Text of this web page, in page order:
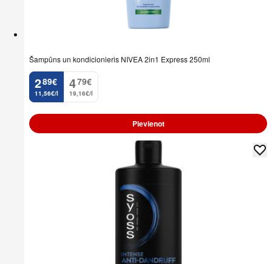
Šampūns un kondicionieris NIVEA 2in1 Express 250ml
2
. 89€
11,56€/l
4
. 79€
19,16€/l
Pievienot